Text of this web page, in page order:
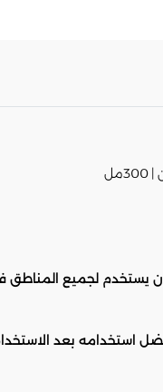
يستخدم لجميع المناطق
استخدامه بعد